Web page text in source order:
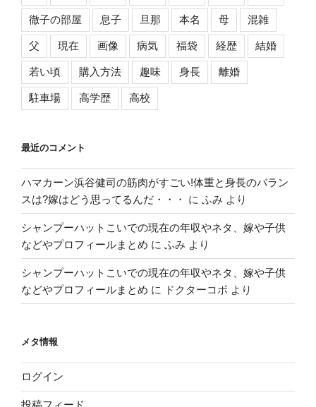
徹子の部屋 息子 旦那 本名 母 混雑
父 現在 画像 病気 福袋 経歴 結婚
若い頃 購入方法 趣味 身長 離婚
駐車場 高学歴 高校
最近のコメント
ハマカーン浜谷健司の筋肉がすごい!体重と身長のバラン
スは?嫁はどう思ってるんだ・・・
に ふみ より
シャンプーハットこいでの現在の年収やネタ、嫁や子供
などやプロフィールまとめ に ふみ より
シャンプーハットこいでの現在の年収やネタ、嫁や子供
などやプロフィールまとめ に ドクターコボ より
メタ情報
ログイン